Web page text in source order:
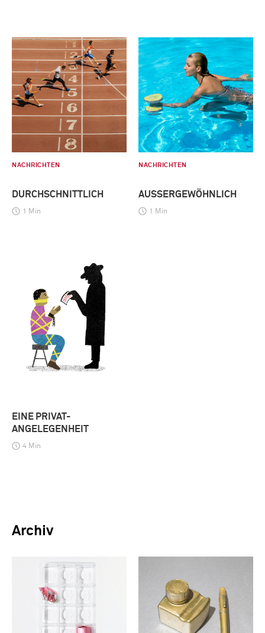
NACHRICHTEN
DURCHSCHNITTLICH
1 Min
NACHRICHTEN
AUSSERGEWÖHNLICH
1 Min
EINE PRIVAT-
ANGELEGENHEIT
4 Min
Archiv